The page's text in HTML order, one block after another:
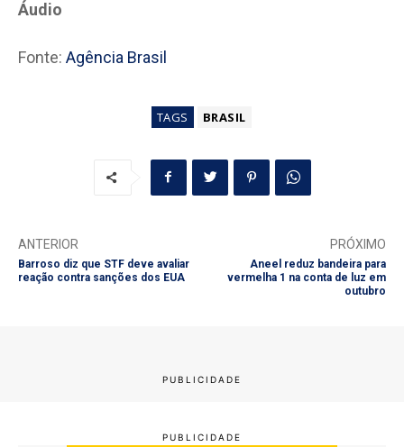
Áudio
Fonte: Agência Brasil
TAGS BRASIL
ANTERIOR
Barroso diz que STF deve avaliar
reação contra sanções dos EUA
PRÓXIMO
Aneel reduz bandeira para
vermelha 1 na conta de luz em
outubro